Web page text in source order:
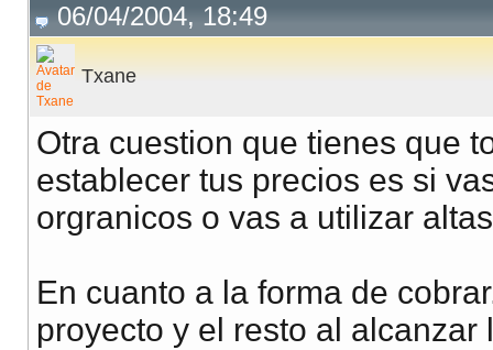
06/04/2004, 18:49
Txane
Otra cuestion que tienes que
establecer tus precios es si
orgranicos o vas a utilizar
En cuanto a la forma de
proyecto y el resto al alcanzar